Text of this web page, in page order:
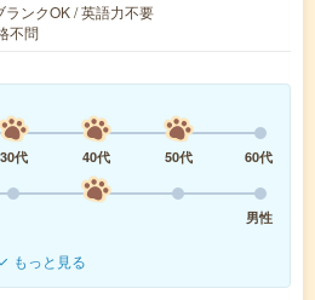
ランクOK / 英語力不要
不問
30代 40代 50代
60代
男性
もっと見る